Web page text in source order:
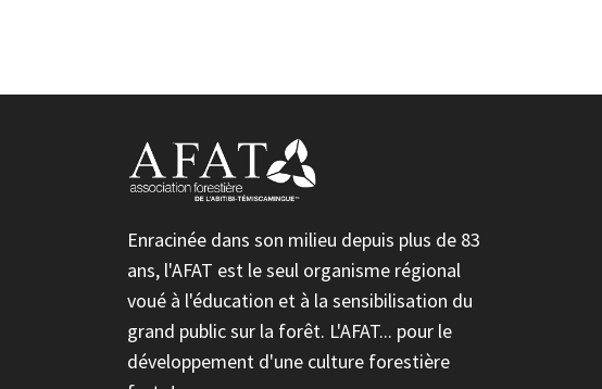
Enracinée dans son milieu depuis plus de 83
ans, l'AFAT est le seul organisme régional
voué à l'éducation et à la sensibilisation du
grand public sur la forêt. L'AFAT... pour le
développement d'une culture forestière